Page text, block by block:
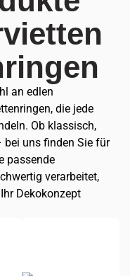
an edlen
die jede
Ob klassisch,
bei uns finden Sie für
passende
verarbeitet,
Dekokonzept